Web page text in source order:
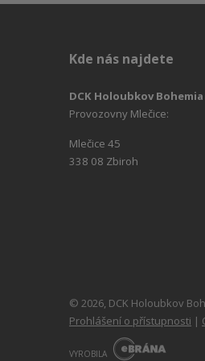
Kde nás najdete
DCK Holoubkov Bohemia
Provozovny Mlečice:
Mlečice 45
338 08 Zbiroh
© 2026, DCK Holoubkov
Prohlášení o přístupnosti |
VYROBILA